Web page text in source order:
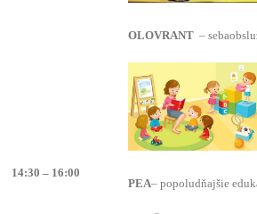
OLOVRANT –
14:30 – 16:00
PEA– popoludňajšie